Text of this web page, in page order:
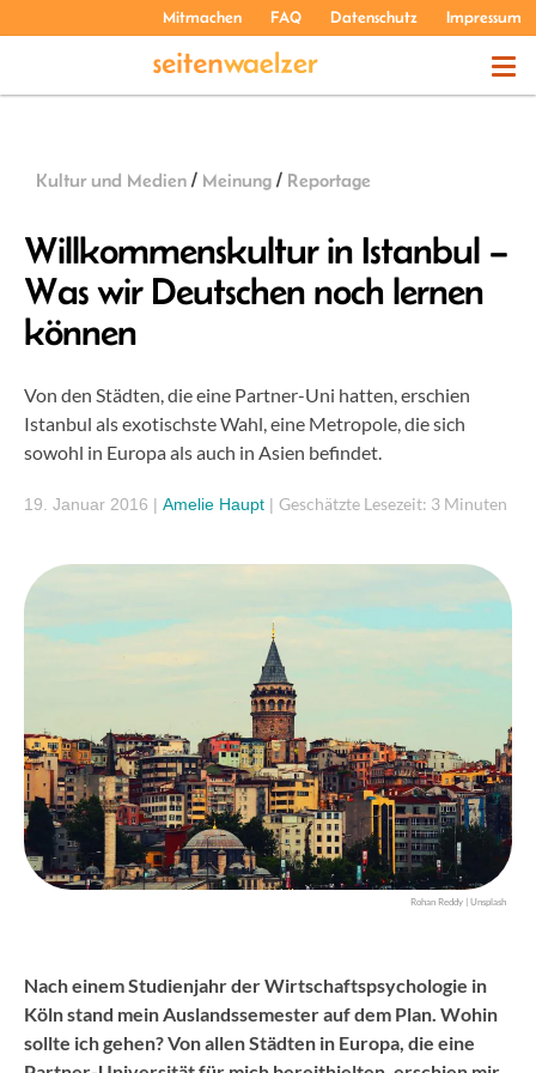
Mitmachen FAQ Datenschutz Impressum
ÜBER UNS
Kultur und Medien / Meinung / Reportage
Willkommenskultur in Istanbul –
Was wir Deutschen noch lernen
können
Von den Städten, die eine Partner-Uni hatten, erschien
Istanbul als exotischste Wahl, eine Metropole, die sich
sowohl in Europa als auch in Asien befindet.
19. Januar 2016 | Amelie Haupt | Geschätzte Lesezeit: 3 Minuten
Rohan Reddy | Unsplash
Nach einem Studienjahr der Wirtschaftspsychologie in
Köln stand mein Auslandssemester auf dem Plan. Wohin
sollte ich gehen? Von allen Städten in Europa, die eine